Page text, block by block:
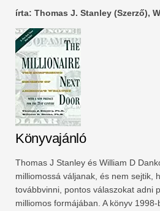
írta: Thomas J. Stanley (Szerző),
Könyvajánló
Thomas J Stanley és William D
milliomossá váljanak, és nem sejtik,
továbbvinni, pontos válaszokat adni
milliomos formájában. A könyv